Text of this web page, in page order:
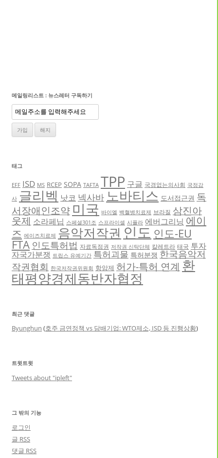
메일링리스트 : 뉴스레터 구독하기
태그
EFF ISD MS RCEP SOPA TAFTA TPP 구글 국경없는의사회 국정감
사 글리벡 낫코 넥사바 노바티스 도서접근권 독
서장애인조약 미국 바이엘 백혈병치료제 브라질 삼진아
웃제 소라페닙 스페셜301조 스프라이셀 시플라 에버그리닝 에이
즈 에이즈치료제 음악저작권 인도 인도-EU
FTA 인도특허법 자료독점권 저작권 신탁단체 칼레트라 태국 투자
자국가분쟁 트립스 유예기간 특허괴물 특허분쟁 한국음악저
작권협회 한국저작권위원회 항암제 허가-특허 연계 환
태평양경제동반자협정
최근 댓글
Byunghun (호주 금연정책 vs 담배기업: WTO제소, ISD 등 진행상황)
트윗트윗
Tweets about "ipleft"
그 밖의 기능
로그인
글 RSS
댓글 RSS